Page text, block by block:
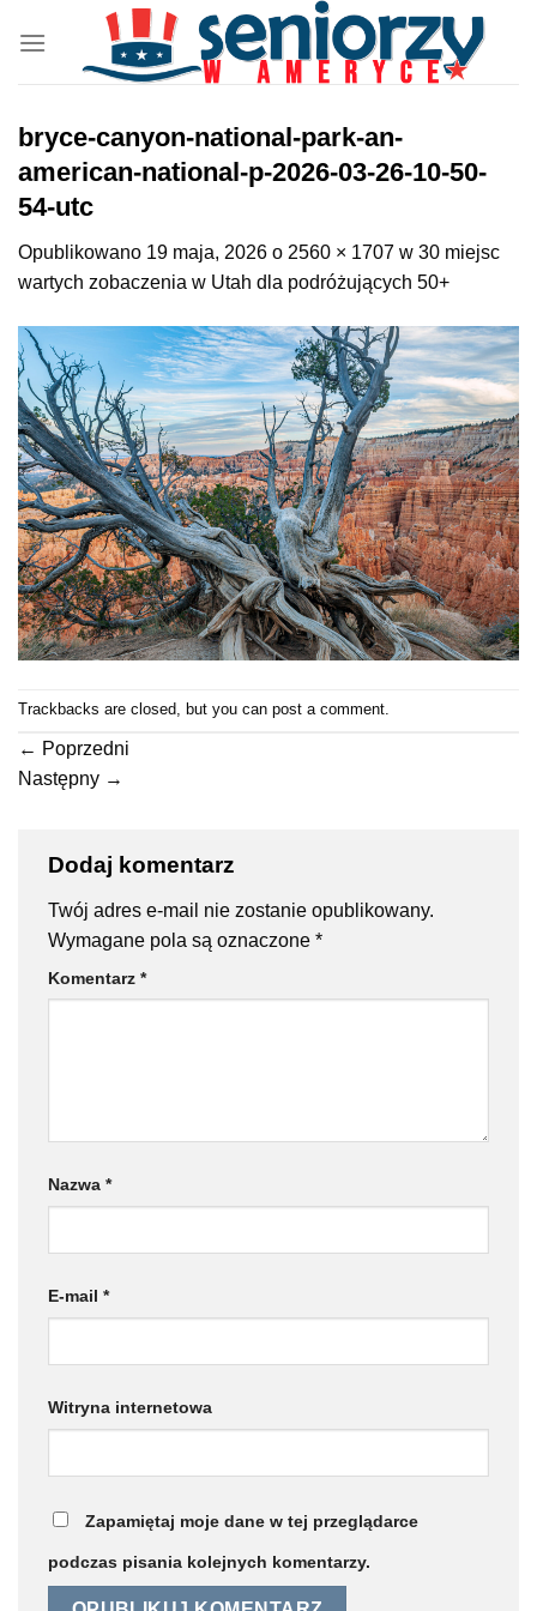
zawartości
bryce-canyon-national-park-an-
american-national-p-2026-03-26-10-50-
54-utc
Opublikowano 19 maja, 2026 o 2560 × 1707 w 30 miejsc
wartych zobaczenia w Utah dla podróżujących 50+
Trackbacks are closed, but you can post a comment.
← Poprzedni
Następny →
Dodaj komentarz
Twój adres e-mail nie zostanie opublikowany.
Wymagane pola są oznaczone *
Komentarz *
Nazwa *
E-mail *
Witryna internetowa
Zapamiętaj moje dane w tej przeglądarce
podczas pisania kolejnych komentarzy.